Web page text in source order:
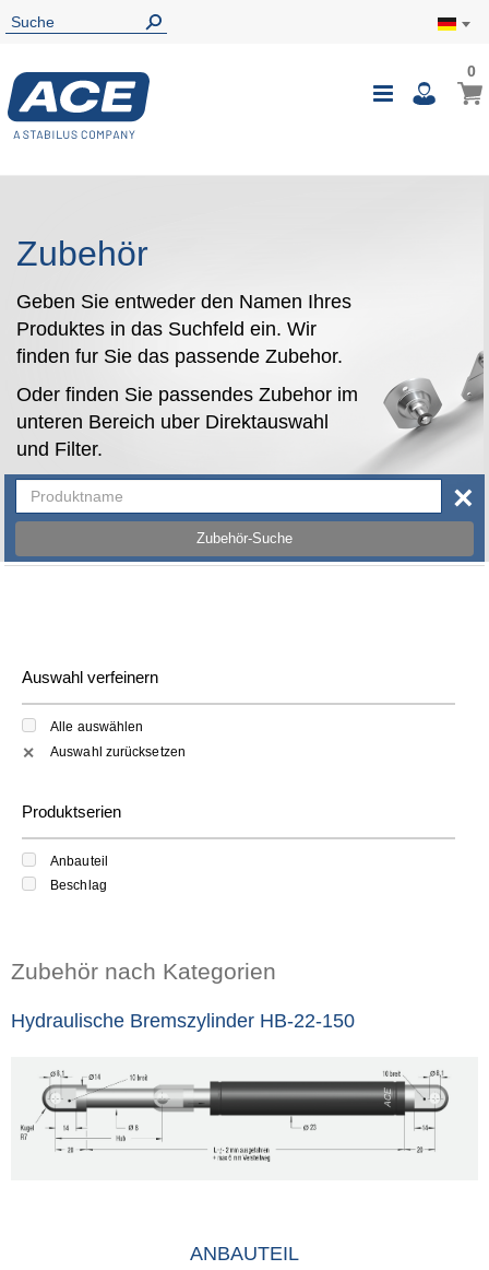
00
Zubehör
Geben Sie entweder den Namen Ihres
Produktes in das Suchfeld ein. Wir
finden fur Sie das passende Zubehor.
Oder finden Sie passendes Zubehor im
unteren Bereich uber Direktauswahl
und Filter.
Zubehör-Suche
×
Auswahl verfeinern
Alle auswählen
✕ Auswahl zurücksetzen
Produktserien
Anbauteil
Beschlag
Zubehör nach Kategorien
Hydraulische Bremszylinder HB-22-150
ANBAUTEIL